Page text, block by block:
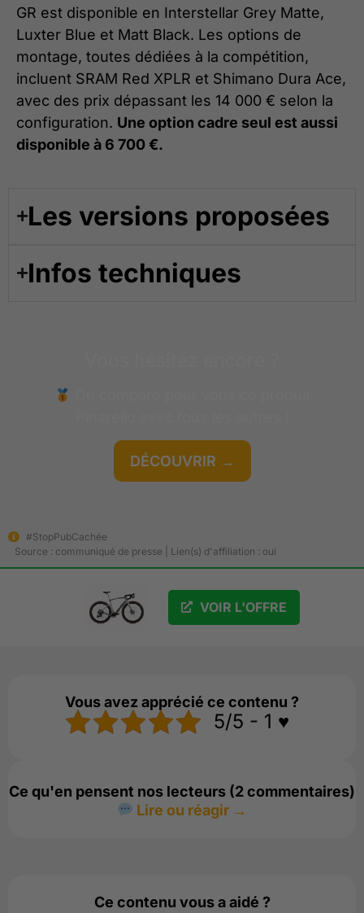
GR est disponible en Interstellar Grey Matte,
Luxter Blue et Matt Black. Les options de
montage, toutes dédiées à la compétition,
incluent SRAM Red XPLR et Shimano Dura Ace,
avec des prix dépassant les 14 000 € selon la
configuration. Une option cadre seul est aussi
disponible à 6 700 €.
Les versions proposées​
Infos techniques​
DÉCOUVRIR →
GRATUIT
#StopPubCachée
Source : communiqué de presse | Lien(s) d'affiliation : oui
VOIR L'OFFRE
Vous avez apprécié ce contenu ?
5/5 - 1 ♥️
Ce qu'en pensent nos lecteurs (2 commentaires)
Lire ou réagir →
Ce contenu vous a aidé ?